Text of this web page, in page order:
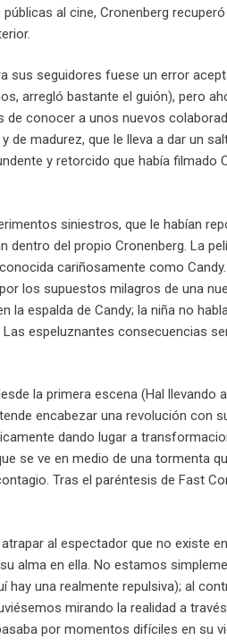
al cine, Cronenberg
sus seguidores fuese un error
arregló bastante el guión), pero
de conocer a unos nuevos
de madurez, que le lleva a dar un
y retorcido que había filmado
siniestros, que le habían
del propio Cronenberg. La
cariñosamente como
los supuestos milagros de una
espalda de Candy; la niña no
espeluznantes consecuencias
la primera escena (Hal llevando
encabezar una revolución con
dando lugar a
se ve en medio de una tormenta
Tras el paréntesis de Fast
al espectador que no existe
alma en ella. No estamos
una realmente repulsiva); al
mirando la realidad a
por momentos difíciles en su